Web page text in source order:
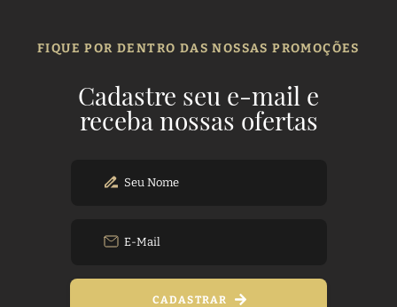
FIQUE POR DENTRO DAS NOSSAS PROMOÇÕES
Cadastre seu e-mail e
receba nossas ofertas
CADASTRAR